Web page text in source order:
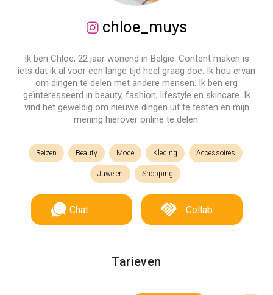
chloe_muys
Ik ben Chloë, 22 jaar wonend in België. Content maken is
iets dat ik al voor een lange tijd heel graag doe. Ik hou ervan
om dingen te delen met andere mensen. Ik ben erg
geïnteresseerd in beauty, fashion, lifestyle en skincare. Ik
vind het geweldig om nieuwe dingen uit te testen en mijn
mening hierover online te delen.
Reizen Beauty Mode Kleding Accessoires
Juwelen Shopping
Chat Collab
Tarieven